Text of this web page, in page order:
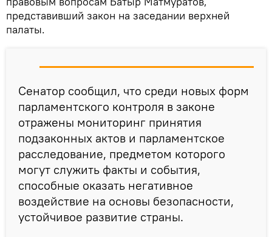
представивший закон на заседании верхней
палаты.
Сенатор сообщил, что среди новых форм
парламентского контроля в законе
отражены мониторинг принятия
подзаконных актов и парламентское
расследование, предметом которого
могут служить факты и события,
способные оказать негативное
воздействие на основы безопасности,
устойчивое развитие страны.